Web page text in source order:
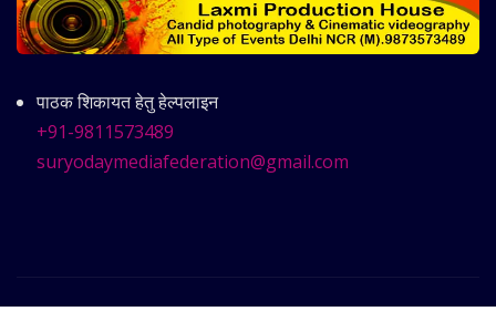
पाठक शिकायत हेतु हेल्पलाइन
+91-9811573489
suryodaymediafederation@gmail.com